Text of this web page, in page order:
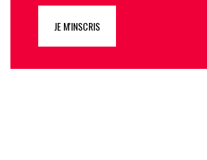
JE M'INSCRIS